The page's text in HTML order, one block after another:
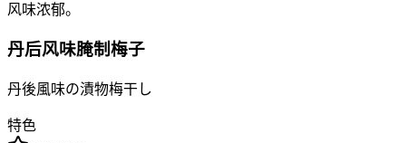
风味浓郁。
丹后风味腌制梅子
丹後風味の漬物梅干し
特色